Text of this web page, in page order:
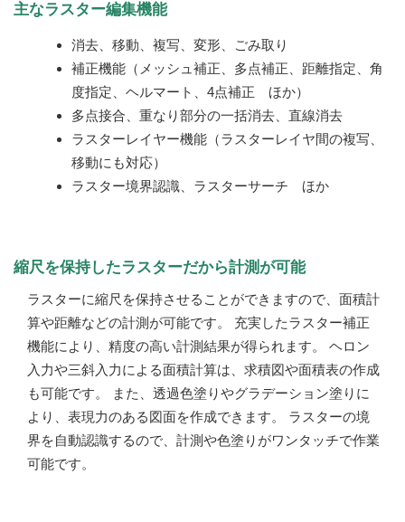
主なラスター編集機能
消去、移動、複写、変形、ごみ取り
補正機能（メッシュ補正、多点補正、距離指定、角
度指定、ヘルマート、4点補正 ほか）
多点接合、重なり部分の一括消去、直線消去
ラスターレイヤー機能（ラスターレイヤ間の複写、
移動にも対応）
ラスター境界認識、ラスターサーチ ほか
縮尺を保持したラスターだから計測が可能
ラスターに縮尺を保持させることができますので、面積計
算や距離などの計測が可能です。 充実したラスター補正
機能により、精度の高い計測結果が得られます。 ヘロン
入力や三斜入力による面積計算は、求積図や面積表の作成
も可能です。 また、透過色塗りやグラデーション塗りに
より、表現力のある図面を作成できます。 ラスターの境
界を自動認識するので、計測や色塗りがワンタッチで作業
可能です。